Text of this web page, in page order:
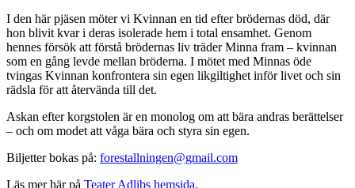
I den här pjäsen möter vi Kvinnan en tid efter brödernas död, där
hon blivit kvar i deras isolerade hem i total ensamhet. Genom
hennes försök att förstå brödernas liv träder Minna fram – kvinnan
som en gång levde mellan bröderna. I mötet med Minnas öde
tvingas Kvinnan konfrontera sin egen likgiltighet inför livet och sin
rädsla för att återvända till det.
Askan efter korgstolen är en monolog om att bära andras berättelser
– och om modet att våga bära och styra sin egen.
Biljetter bokas på: forestallningen@gmail.com
Läs mer här på Teater Adlibs hemsida.